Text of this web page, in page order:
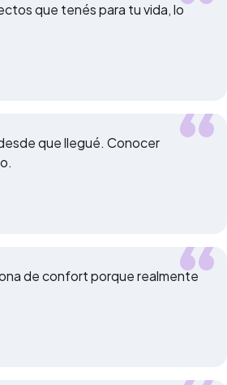
que tenés para tu vida, lo
que llegué. Conocer
de confort porque realmente